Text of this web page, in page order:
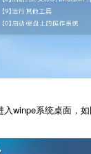
入winpe系统桌面，